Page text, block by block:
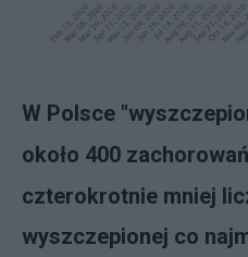
W Polsce
około 400
czterokrotnie mniej
wyszczepionej co